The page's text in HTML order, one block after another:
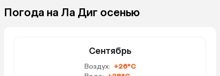
Погода на Ла Диг осенью
Сентябрь
Воздух: +26°C